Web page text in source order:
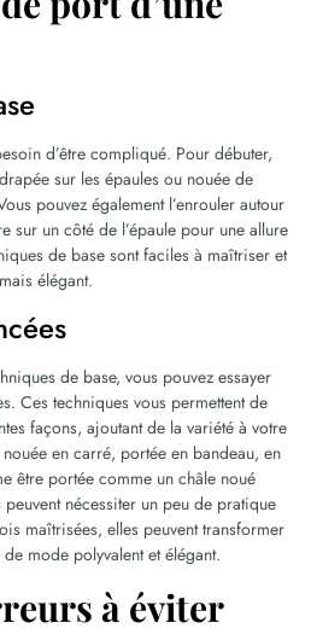
d’être compliqué. Pour débuter,
sur les épaules ou nouée de
pouvez également l’enrouler autour
sur un côté de l’épaule pour une allure
de base sont faciles à maîtriser et
élégant.
de base, vous pouvez essayer
Ces techniques vous permettent de
façons, ajoutant de la variété à votre
en carré, portée en bandeau, en
être portée comme un châle noué
nécessiter un peu de pratique
maîtrisées, elles peuvent transformer
mode polyvalent et élégant.
à éviter